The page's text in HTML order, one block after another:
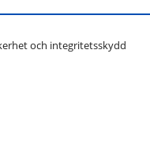
och integritetsskydd